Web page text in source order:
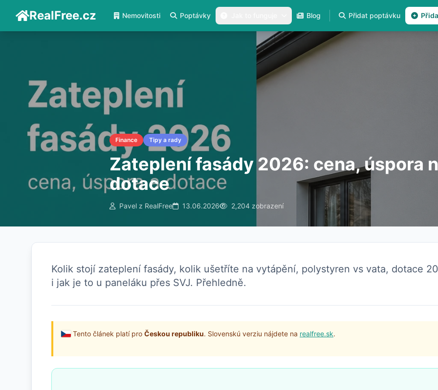
RealFree.cz Nemovitosti Poptávky Blog Přidat poptávku
Finance Tipy a rady
Zateplení fasády 2026: cena, úspora
dotace
Pavel z RealFree 13.06.2026 2,204 zobrazení
Kolik stojí zateplení fasády, kolik ušetříte na vytápění, polystyren vs vata, dotace
i jak je to u paneláku přes SVJ. Přehledně.
Tento článek platí pro Českou republiku. Slovenskú verziu nájdete na realfree.sk.